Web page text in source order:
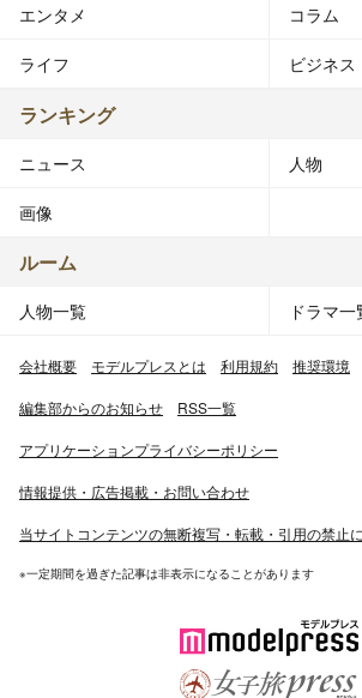
エンタメ コラム
ライフ ビジネス
ランキング
ニュース 人物
画像
ルーム
人物一覧 ドラマ一
会社概要 モデルプレスとは 利用規約 推奨環境
編集部からのお知らせ RSS一覧
アプリケーションプライバシーポリシー
情報提供・広告掲載・お問い合わせ
当サイトコンテンツの無断複写・転載・引用の禁止
※一定期間を過ぎた記事は非表示になることがあります